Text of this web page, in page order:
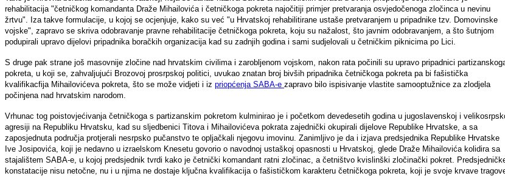
rehabilitacija "četničkog komandanta Draže Mihailovića i četničkoga pokreta najočitiji primjer pretvaranja osvjedočenoga zločinca u nevinu
žrtvu". Iza takve formulacije, u kojoj se ocjenjuje, kako su već "u Hrvatskoj rehabilitirane ustaše pretvaranjem u pripadnike tzv. Domovinske
vojske", zapravo se skriva odobravanje pravne rehabilitacije četničkoga pokreta, koju su nažalost, što javnim odobravanjem, a što šutnjom
podupirali upravo dijelovi pripadnika boračkih organizacija kad su zadnjih godina i sami sudjelovali u četničkim piknicima po Lici.
S druge pak strane još masovnije zločine nad hrvatskim civilima i zarobljenom vojskom, nakon rata počinili su upravo pripadnici
pokreta, u koji se, zahvaljujući Brozovoj prosrpskoj politici, uvukao znatan broj bivših pripadnika četničkoga pokreta pa bi fašistička
kvalifikacfija Mihailovićeva pokreta, što se može vidjeti i iz priopćenja SABA-e zapravo bilo ispisivanje vlastite samooptužnice za zlodjela
počinjena nad hrvatskim narodom.
Vrhunac tog poistovjećivanja četničkoga s partizanskim pokretom kulminirao je i početkom devedesetih godina u jugoslavenskoj i
agresiji na Republiku Hrvatsku, kad su sljedbenici Titova i Mihailovićeva pokrata zajednički okupirali dijelove Republike Hrvatske, a sa
zaposjednuta područja protjerali nesrpsko pučanstvo te opljačkali njegovu imovinu. Zanimljivo je da i izjava predsjednika Republike Hrvatske
Ive Josipovića, koji je nedavno u izraelskom Knesetu govorio o navodnoj ustaškoj opasnosti u Hrvatskoj, glede Draže Mihailovića kolidira sa
stajalištem SABA-e, u kojoj predsjednik tvrdi kako je četnički komandant ratni zločinac, a četništvo kvislinški zločinački pokret.
konstatacije nisu netočne, nu i u njima ne dostaje ključna kvalifikacija o fašističkom karakteru četničkoga pokreta, koji je svoje krvave